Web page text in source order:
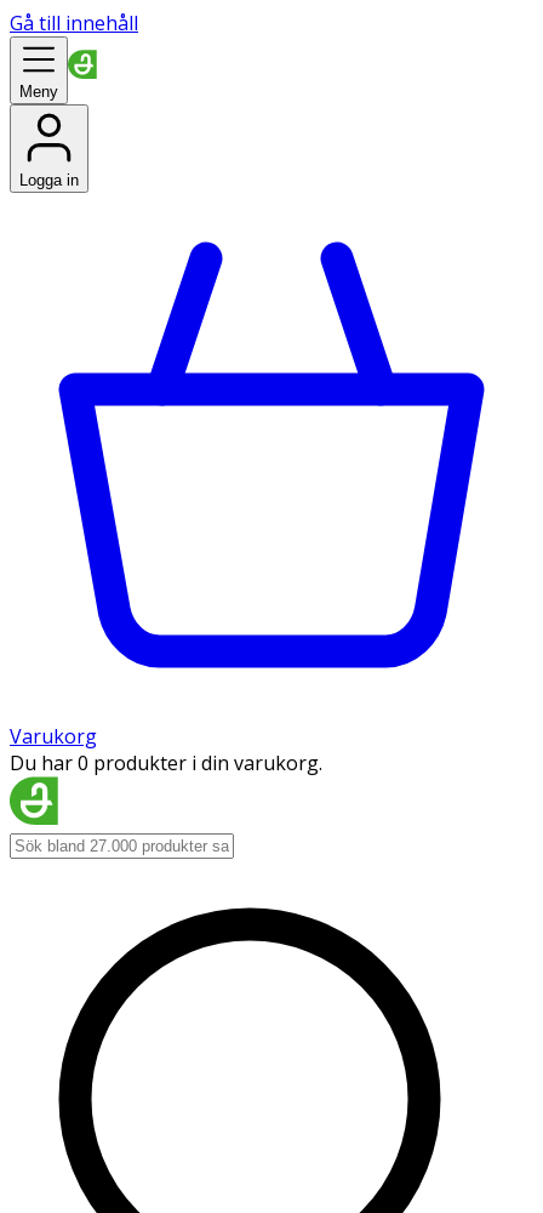
Gå till innehåll
Meny
Logga in
Varukorg
Du har 0 produkter i din varukorg.